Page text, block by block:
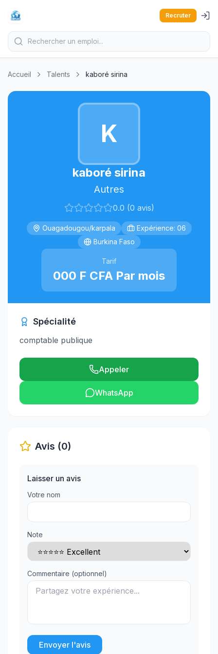
Recruter
Accueil Talents kaboré sirina
K
kaboré sirina
Autres
0.0 (0 avis)
Ouagadougou/karpala
Expérience: 06
Burkina Faso
Tarif
000 F CFA Par mois
Spécialité
comptable publique
Appeler
WhatsApp
Avis (0)
Laisser un avis
Votre nom
Note
Commentaire (optionnel)
Envoyer l'avis